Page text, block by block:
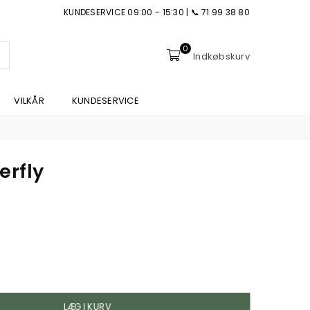
KUNDESERVICE 09:00 - 15:30 | 📞 71 99 38 80
0
Indkøbskurv
VILKÅR KUNDESERVICE
LÆG I KURV